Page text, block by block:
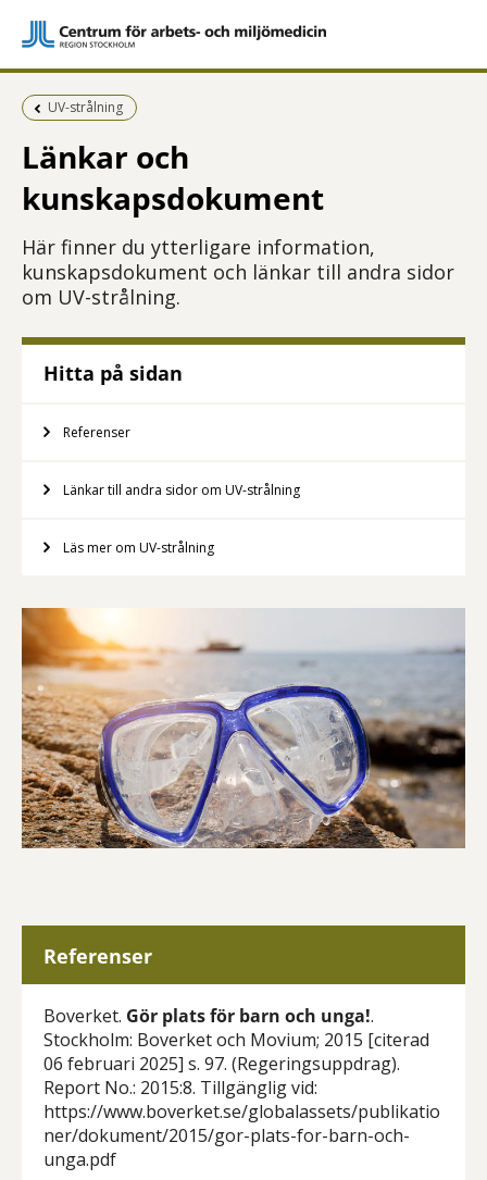
Föregående sida:
UV-strålning
Länkar och
kunskapsdokument
Här finner du ytterligare information,
kunskapsdokument och länkar till andra sidor
om UV-strålning.
Hitta på sidan
Referenser
Länkar till andra sidor om UV-strålning
Läs mer om UV-strålning
Referenser
Boverket. Gör plats för barn och unga!.
Stockholm: Boverket och Movium; 2015 [citerad
06 februari 2025] s. 97. (Regeringsuppdrag).
Report No.: 2015:8. Tillgänglig vid:
https://www.boverket.se/globalassets/publikatio
ner/dokument/2015/gor-plats-for-barn-och-
unga.pdf